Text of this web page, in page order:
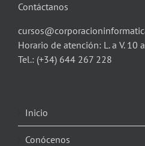
Contáctanos
Horario de atención: L. a V. 10
Tel.: (+34) 644 267 228
Inicio
Conócenos